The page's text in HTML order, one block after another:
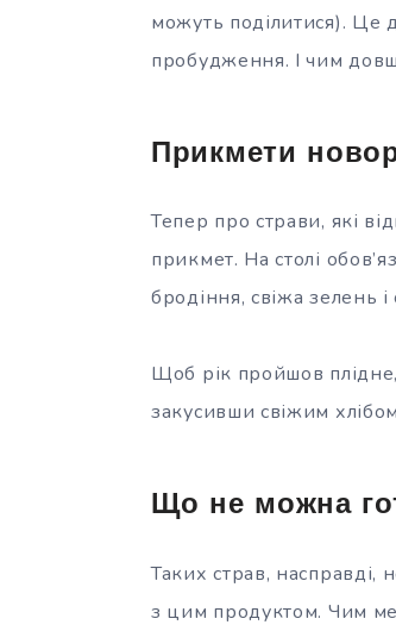
можуть поділитися). Це
пробудження. І чим
Прикмети
Тепер про страви, які
прикмет. На столі
бродіння, свіжа зелень і
Щоб рік пройшов плідне,
закусивши свіжим
Що не можна
Таких страв,
з цим продуктом. Чим